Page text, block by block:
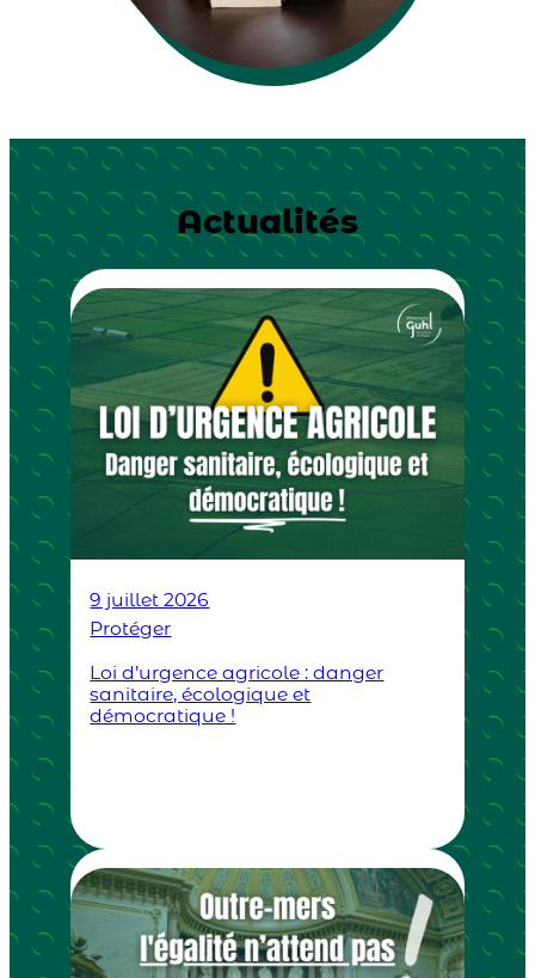
Actualités
9 juillet 2026
Protéger
Loi d’urgence agricole : danger
sanitaire, écologique et
démocratique !